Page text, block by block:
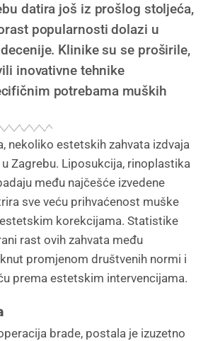
datira još iz prošlog stoljeća,
popularnosti dolazi u
Klinike su se proširile,
inovativne tehnike
potrebama muških
nekoliko estetskih zahvata izdvaja
Zagrebu. Liposukcija, rinoplastika
među najčešće izvedene
sve veću prihvaćenost muške
korekcijama. Statistike
rast ovih zahvata među
promjenom društvenih normi i
prema estetskim intervencijama.
brade, postala je izuzetno